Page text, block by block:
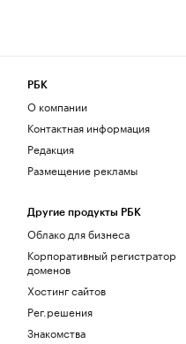
РБК
О компании
Контактная информация
Редакция
Размещение рекламы
Другие продукты РБК
Облако для бизнеса
Корпоративный регистратор
доменов
Хостинг сайтов
Рег.решения
Знакомства